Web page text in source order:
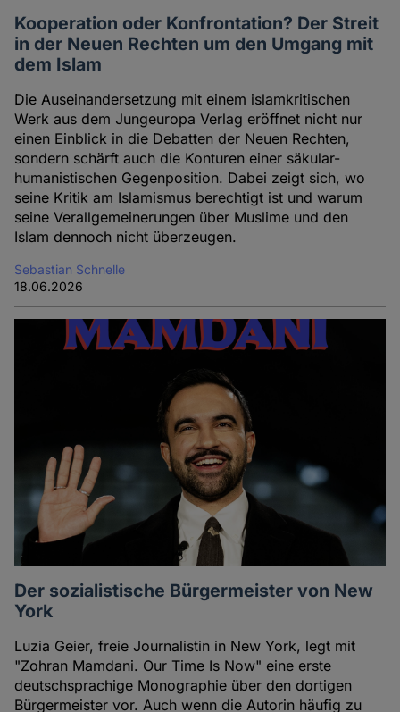
Kooperation oder Konfrontation? Der Streit
in der Neuen Rechten um den Umgang mit
dem Islam
Die Auseinandersetzung mit einem islamkritischen
Werk aus dem Jungeuropa Verlag eröffnet nicht nur
einen Einblick in die Debatten der Neuen Rechten,
sondern schärft auch die Konturen einer säkular-
humanistischen Gegenposition. Dabei zeigt sich, wo
seine Kritik am Islamismus berechtigt ist und warum
seine Verallgemeinerungen über Muslime und den
Islam dennoch nicht überzeugen.
Sebastian Schnelle
18.06.2026
Der sozialistische Bürgermeister von New
York
Luzia Geier, freie Journalistin in New York, legt mit
"Zohran Mamdani. Our Time Is Now" eine erste
deutschsprachige Monographie über den dortigen
Bürgermeister vor. Auch wenn die Autorin häufig zu